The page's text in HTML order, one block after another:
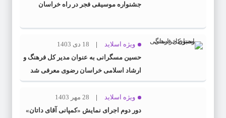
جشنواره موسیقی فجر در راه خراسان
ویژه اسلاید
18 دی 1403
حسین مسگرانی به عنوان مدیر کل فرهنگ و
ارشاد اسلامی خراسان رضوی معرفی شد
ویژه اسلاید
28 مهر 1403
دور دوم اجرای نمایش «کمپانی آقای داتان»